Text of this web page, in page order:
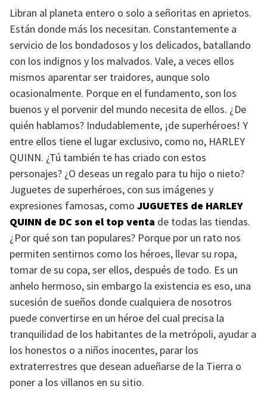
Libran al planeta entero o solo a señoritas en aprietos.
Están donde más los necesitan. Constantemente a
servicio de los bondadosos y los delicados, batallando
con los indignos y los malvados. Vale, a veces ellos
mismos aparentar ser traidores, aunque solo
ocasionalmente. Porque en el fundamento, son los
buenos y el porvenir del mundo necesita de ellos. ¿De
quién hablamos? Indudablemente, ¡de superhéroes! Y
entre ellos tiene el lugar exclusivo, como no, HARLEY
QUINN. ¿Tú también te has criado con estos
personajes? ¿O deseas un regalo para tu hijo o nieto?
Juguetes de superhéroes, con sus imágenes y
expresiones famosas, como JUGUETES de HARLEY
QUINN de DC son el top venta de todas las tiendas.
¿Por qué son tan populares? Porque por un rato nos
permiten sentirnos como los héroes, llevar su ropa,
tomar de su copa, ser ellos, después de todo. Es un
anhelo hermoso, sin embargo la existencia es eso, una
sucesión de sueños donde cualquiera de nosotros
puede convertirse en un héroe del cual precisa la
tranquilidad de los habitantes de la metrópoli, ayudar a
los honestos o a niños inocentes, parar los
extraterrestres que desean adueñarse de la Tierra o
poner a los villanos en su sitio.